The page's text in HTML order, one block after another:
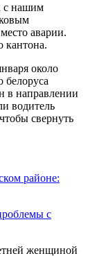
с нашим
аварии.
кантона.
около
белоруса
в направлении
водитель
свернуть
районе:
с
женщиной